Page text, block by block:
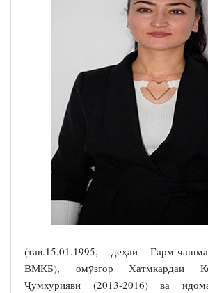
(тав.15.01.1995, деҳаи Гарм-
ВМКБ), омӯзгор Хатмкардаи
Ҷумхуриявӣ (2013-2016) ва